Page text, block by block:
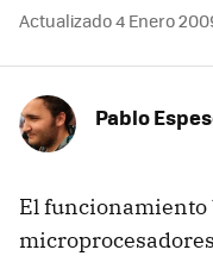
Actualizado 4 Enero
Pablo
El funcionamiento